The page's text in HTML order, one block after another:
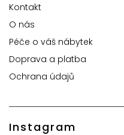
Kontakt
O nás
Péče o váš nábytek
Doprava a platba
Ochrana údajů
Instagram